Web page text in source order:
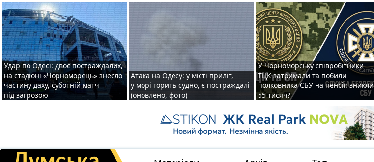
Удар по Одесі: двоє постраждалих,
на стадіоні «Чорноморець» знесло
частину даху, суботній матч
під загрозою
Атака на Одесу: у місті приліт,
у морі горить судно, є постраждалі
(оновлено, фото)
У Чорноморську співробітники
ТЦК затримали та побили
полковника СБУ на пенсії: зникли
55 тисяч?